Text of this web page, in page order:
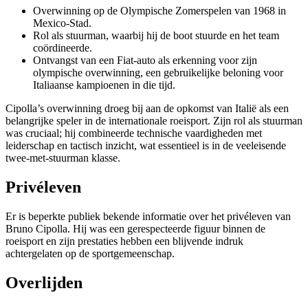
Overwinning op de Olympische Zomerspelen van 1968 in
Mexico-Stad.
Rol als stuurman, waarbij hij de boot stuurde en het team
coördineerde.
Ontvangst van een Fiat-auto als erkenning voor zijn
olympische overwinning, een gebruikelijke beloning voor
Italiaanse kampioenen in die tijd.
Cipolla’s overwinning droeg bij aan de opkomst van Italië als een
belangrijke speler in de internationale roeisport. Zijn rol als stuurman
was cruciaal; hij combineerde technische vaardigheden met
leiderschap en tactisch inzicht, wat essentieel is in de veeleisende
twee-met-stuurman klasse.
Privéleven
Er is beperkte publiek bekende informatie over het privéleven van
Bruno Cipolla. Hij was een gerespecteerde figuur binnen de
roeisport en zijn prestaties hebben een blijvende indruk
achtergelaten op de sportgemeenschap.
Overlijden